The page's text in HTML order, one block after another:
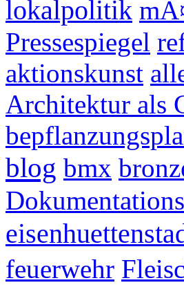
lokalpolitik
Pressespiegel
aktionskunst
Architektur als
blog bmx
feuerwehr